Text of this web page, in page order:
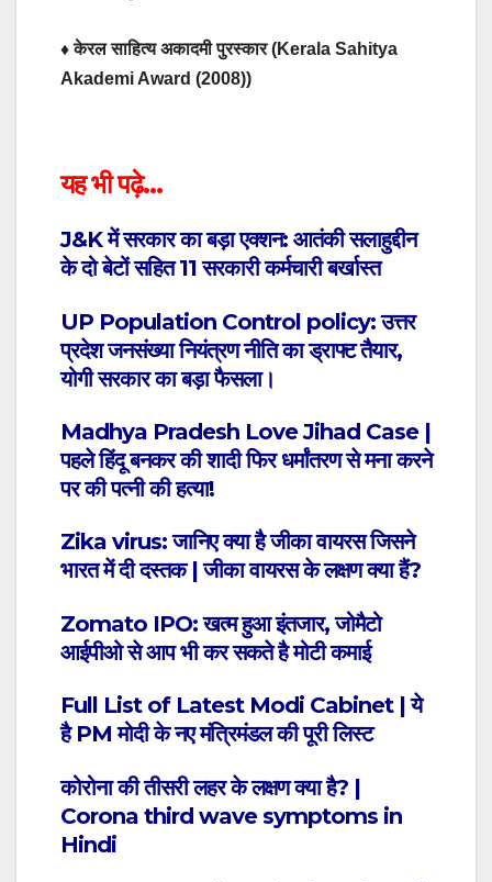
♦ केरल साहित्य अकादमी पुरस्कार (Kerala Sahitya
Akademi Award (2008))
यह भी पढ़े…
J&K में सरकार का बड़ा एक्शन: आतंकी सलाहुद्दीन
के दो बेटों सहित 11 सरकारी कर्मचारी बर्खास्त
UP Population Control policy: उत्तर
प्रदेश जनसंख्या नियंत्रण नीति का ड्राफ्ट तैयार,
योगी सरकार का बड़ा फैसला।
Madhya Pradesh Love Jihad Case |
पहले हिंदू बनकर की शादी फिर धर्मांतरण से मना करने
पर की पत्नी की हत्या!
Zika virus: जानिए क्या है जीका वायरस जिसने
भारत में दी दस्तक | जीका वायरस के लक्षण क्या हैं?
Zomato IPO: खत्म हुआ इंतजार, जोमैटो
आईपीओ से आप भी कर सकते है मोटी कमाई
Full List of Latest Modi Cabinet | ये
है PM मोदी के नए मंत्रिमंडल की पूरी लिस्ट
कोरोना की तीसरी लहर के लक्षण क्या है? |
Corona third wave symptoms in
Hindi